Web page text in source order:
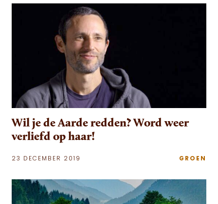
Wil je de Aarde redden? Word weer
verliefd op haar!
23 DECEMBER 2019 GROEN